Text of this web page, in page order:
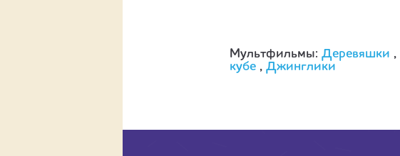
Мультфильмы: Деревяшки ,
кубе , Джинглики